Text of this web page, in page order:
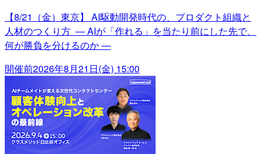
【8/21（金）東京】 AI駆動開発時代の、プロダクト組織と
人材のつくり方 ― AIが「作れる」を当たり前にした先で、
何が勝負を分けるのか ―
開催前2026年8月21日(金) 15:00